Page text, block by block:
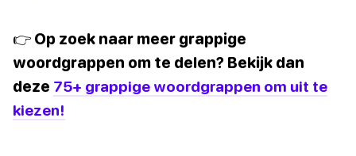
👉 Op zoek naar meer grappige
woordgrappen om te delen? Bekijk dan
deze 75+ grappige woordgrappen om uit te
kiezen!